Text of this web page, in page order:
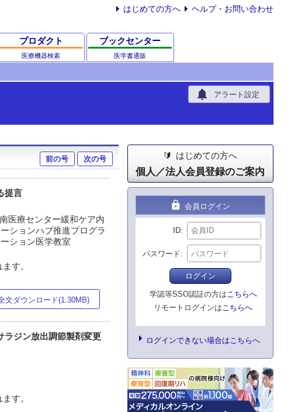
はじめての方へ ヘルプ・お問い合わせ
プロダクト
医療機器検索
ブックセンター
医学書通販
notifications アラート設定
前の号 次の号
提言
医療センター緩和ケア内
ションハブ推進プログラ
ション医学教室
す。
文ダウンロード(1.30MB)
ジン放出調節製剤変更
す。
はじめての方へ
個人／法人会員登録のご案内
lock 会員ログイン
ID
パスワード
ログイン
学認等SSO認証の方はこちらへ
リモートログインはこちらへ
ログインできない場合はこちらへ